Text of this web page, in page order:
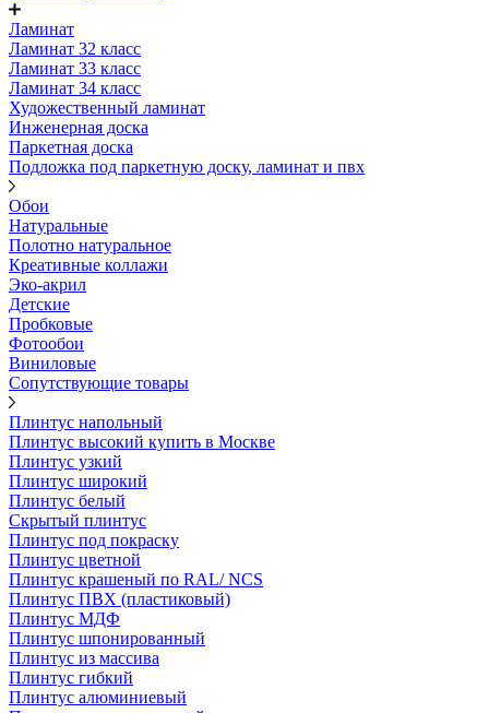
Ламинат
Ламинат 32 класс
Ламинат 33 класс
Ламинат 34 класс
Художественный ламинат
Инженерная доска
Паркетная доска
Подложка под паркетную доску, ламинат и пвх
Обои
Натуральные
Полотно натуральное
Креативные коллажи
Эко-акрил
Детские
Пробковые
Фотообои
Виниловые
Сопутствующие товары
Плинтус напольный
Плинтус высокий купить в Москве
Плинтус узкий
Плинтус широкий
Плинтус белый
Скрытый плинтус
Плинтус под покраску
Плинтус цветной
Плинтус крашеный по RAL/ NCS
Плинтус ПВХ (пластиковый)
Плинтус МДФ
Плинтус шпонированный
Плинтус из массива
Плинтус гибкий
Плинтус алюминиевый